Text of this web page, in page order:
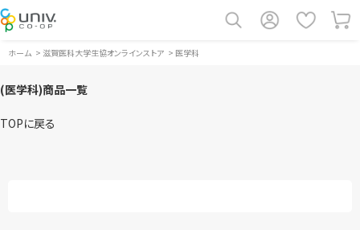
ホーム > 滋賀医科大学生協オンラインストア > 医学科
(医学科)商品一覧
TOPに戻る